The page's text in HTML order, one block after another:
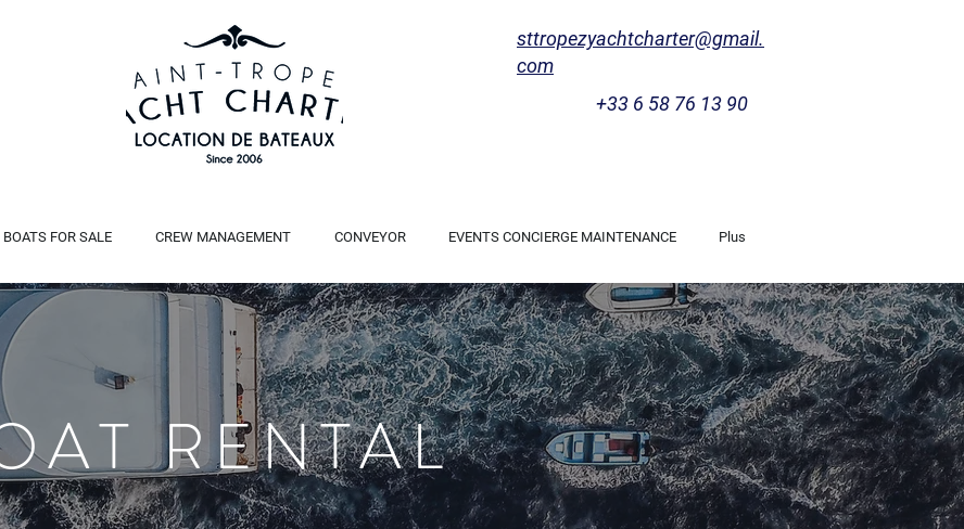
sttropezyachtcharter@gmail.
com
+33 6 58 76 13 90
BOATS FOR SALE CREW MANAGEMENT CONVEYOR EVENTS CONCIERGE MAINTENANCE Plus
RENTAL